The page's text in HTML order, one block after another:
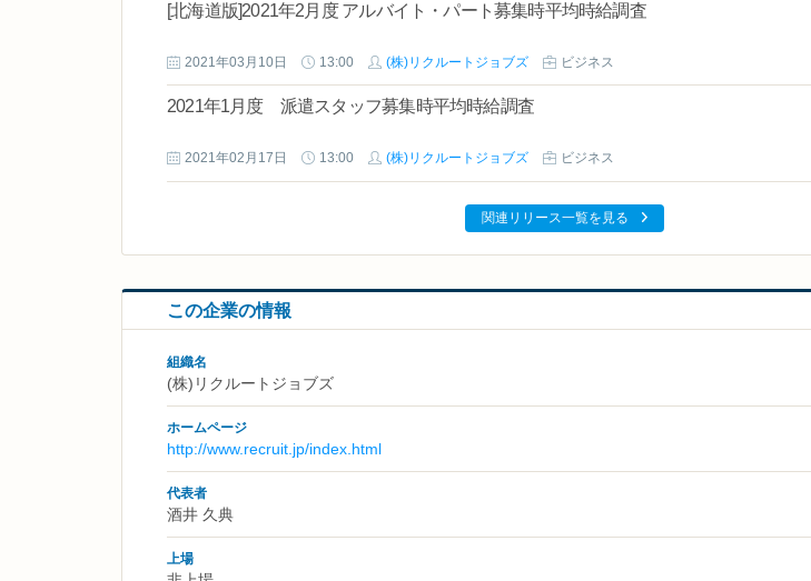
[北海道版]2021年2月度 アルバイト・パート募集時平均時給調査
2021年03月10日 13:00 (株)リクルートジョブズ ビジネス
2021年1月度 派遣スタッフ募集時平均時給調査
2021年02月17日 13:00 (株)リクルートジョブズ ビジネス
関連リリース一覧を見る
この企業の情報
組織名
(株)リクルートジョブズ
ホームページ
http://www.recruit.jp/index.html
代表者
酒井 久典
上場